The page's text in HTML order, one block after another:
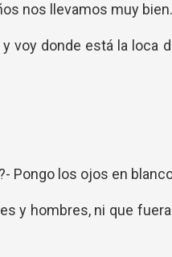
nos llevamos muy bien.
voy donde está la loca
Pongo los ojos en
y hombres, ni que